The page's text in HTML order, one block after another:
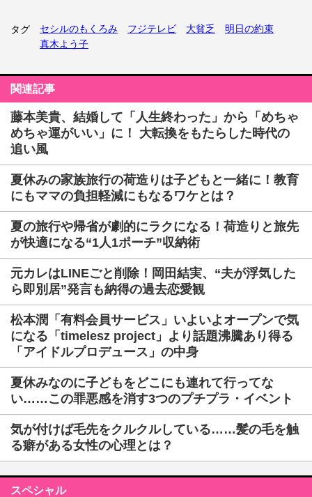
タグ セシルのもくろみ フジテレビ 大貧乏
明日の約束
真木よう子
関連記事
藤本美貴、結婚して「人生終わった」から「めちゃ
めちゃ運がいい」に！ 大転換をもたらした時代の
追い風
夏休みの家族旅行の荷造りは子どもと一緒に！教育
にもママの負担軽減にもなるワケとは？
夏の旅行や帰省が劇的にラクになる！荷造りと旅先
が快適になる“1人1ポーチ”収納術
元カレはLINEごと削除！岡田結実、“夫が浮気した
ら即別居”発言も納得の過去恋愛観
松本潤「有料会員サービス」いよいよオープンで気
になる「timelesz project」より話題沸騰あり得る
「アイドルプロデュース」の中身
夏休みなのに子どもをどこにも連れて行ってな
い……この罪悪感を消す3つのプチプラ・イベント
気が付けば毛先をクルクルしている……髪の毛を触
る癖がある女性の心理とは？
スペシャル